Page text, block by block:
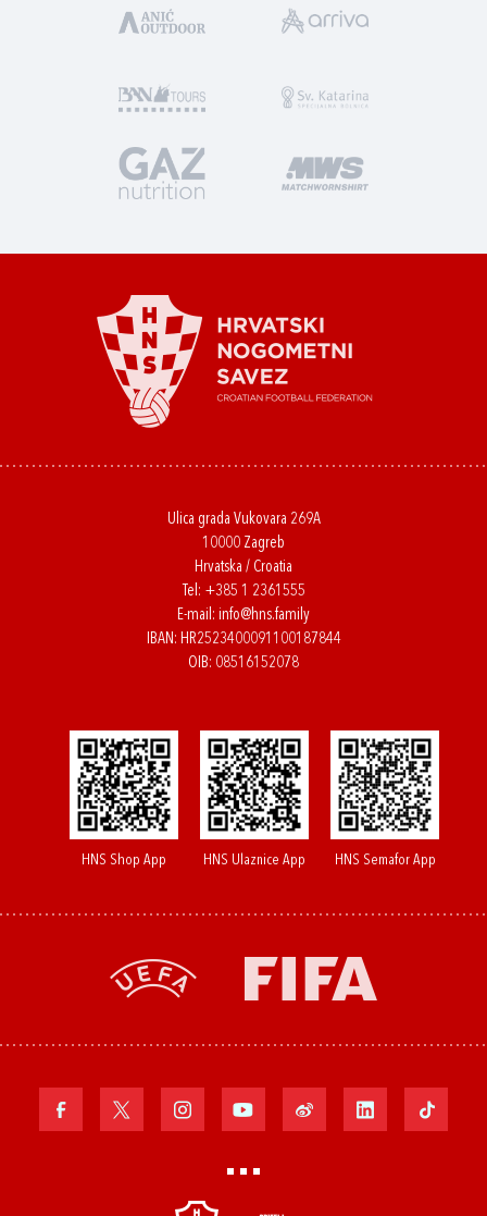
Ulica grada Vukovara 269A
10000 Zagreb
Hrvatska / Croatia
Tel: +385 1 2361555
E-mail: info@hns.family
IBAN: HR2523400091100187844
OIB: 08516152078
HNS Shop App HNS Ulaznice App HNS Semafor App